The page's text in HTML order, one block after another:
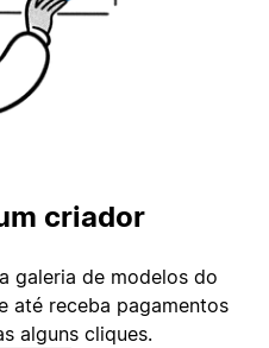
criador
galeria de modelos do
até receba pagamentos
alguns cliques.